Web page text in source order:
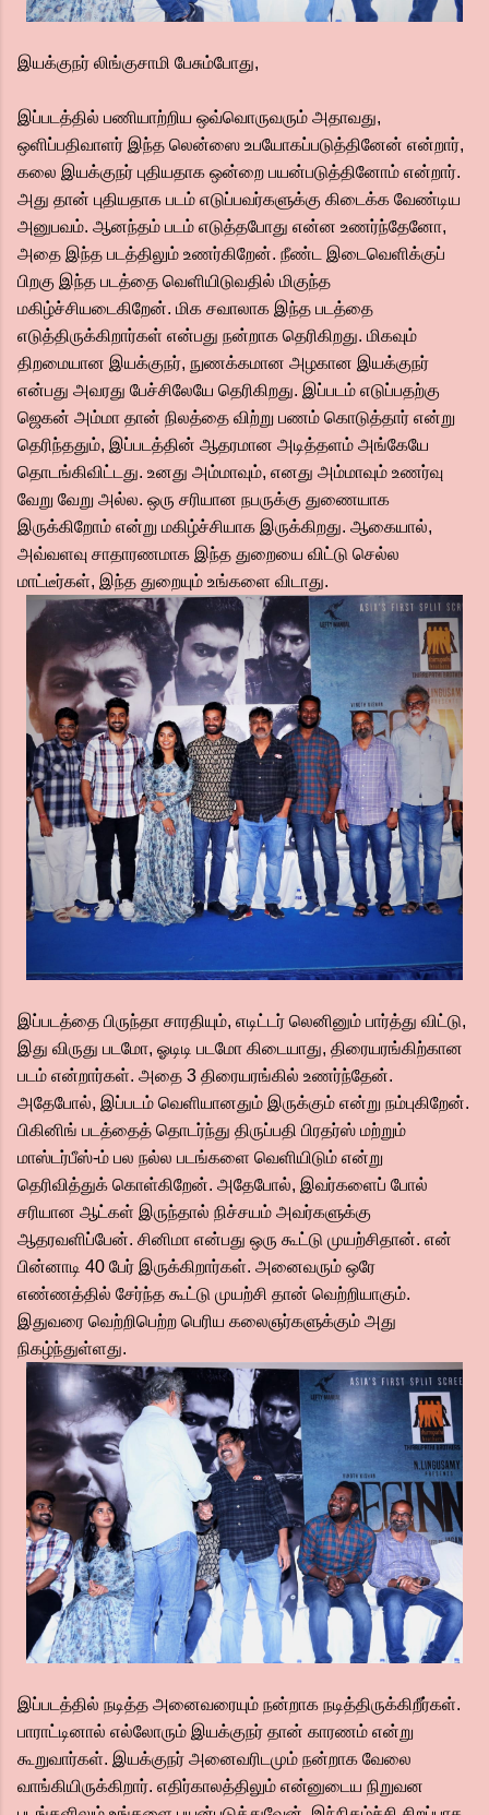
இயக்குநர் லிங்குசாமி பேசும்போது,
இப்படத்தில் பணியாற்றிய ஒவ்வொருவரும் அதாவது,
ஒளிப்பதிவாளர் இந்த லென்ஸை உபயோகப்படுத்தினேன் என்றார்,
கலை இயக்குநர் புதியதாக ஒன்றை பயன்படுத்தினோம் என்றார்.
அது தான் புதியதாக படம் எடுப்பவர்களுக்கு கிடைக்க வேண்டிய
அனுபவம். ஆனந்தம் படம் எடுத்தபோது என்ன உணர்ந்தேனோ,
அதை இந்த படத்திலும் உணர்கிறேன். நீண்ட இடைவெளிக்குப்
பிறகு இந்த படத்தை வெளியிடுவதில் மிகுந்த
மகிழ்ச்சியடைகிறேன். மிக சவாலாக இந்த படத்தை
எடுத்திருக்கிறார்கள் என்பது நன்றாக தெரிகிறது. மிகவும்
திறமையான இயக்குநர், நுணக்கமான அழகான இயக்குநர்
என்பது அவரது பேச்சிலேயே தெரிகிறது. இப்படம் எடுப்பதற்கு
ஜெகன் அம்மா தான் நிலத்தை விற்று பணம் கொடுத்தார் என்று
தெரிந்ததும், இப்படத்தின் ஆதரமான அடித்தளம் அங்கேயே
தொடங்கிவிட்டது. உனது அம்மாவும், எனது அம்மாவும் உணர்வு
வேறு வேறு அல்ல. ஒரு சரியான நபருக்கு துணையாக
இருக்கிறோம் என்று மகிழ்ச்சியாக இருக்கிறது. ஆகையால்,
அவ்வளவு சாதாரணமாக இந்த துறையை விட்டு செல்ல
மாட்டீர்கள், இந்த துறையும் உங்களை விடாது.
இப்படத்தை பிருந்தா சாரதியும், எடிட்டர் லெனினும் பார்த்து விட்டு,
இது விருது படமோ, ஓடிடி படமோ கிடையாது, திரையரங்கிற்கான
படம் என்றார்கள். அதை 3 திரையரங்கில் உணர்ந்தேன்.
அதேபோல், இப்படம் வெளியானதும் இருக்கும் என்று நம்புகிறேன்.
பிகினிங் படத்தைத் தொடர்ந்து திருப்பதி பிரதர்ஸ் மற்றும்
மாஸ்டர்பீஸ்-ம் பல நல்ல படங்களை வெளியிடும் என்று
தெரிவித்துக் கொள்கிறேன். அதேபோல், இவர்களைப் போல்
சரியான ஆட்கள் இருந்தால் நிச்சயம் அவர்களுக்கு
ஆதரவளிப்பேன். சினிமா என்பது ஒரு கூட்டு முயற்சிதான். என்
பின்னாடி 40 பேர் இருக்கிறார்கள். அனைவரும் ஒரே
எண்ணத்தில் சேர்ந்த கூட்டு முயற்சி தான் வெற்றியாகும்.
இதுவரை வெற்றிபெற்ற பெரிய கலைஞர்களுக்கும் அது
நிகழ்ந்துள்ளது.
இப்படத்தில் நடித்த அனைவரையும் நன்றாக நடித்திருக்கிறீர்கள்.
பாராட்டினால் எல்லோரும் இயக்குநர் தான் காரணம் என்று
கூறுவார்கள். இயக்குநர் அனைவரிடமும் நன்றாக வேலை
வாங்கியிருக்கிறார். எதிர்காலத்திலும் என்னுடைய நிறுவன